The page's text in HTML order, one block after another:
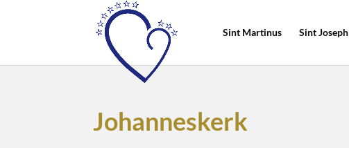
Sint Martinus Sint Joseph
Johanneskerk